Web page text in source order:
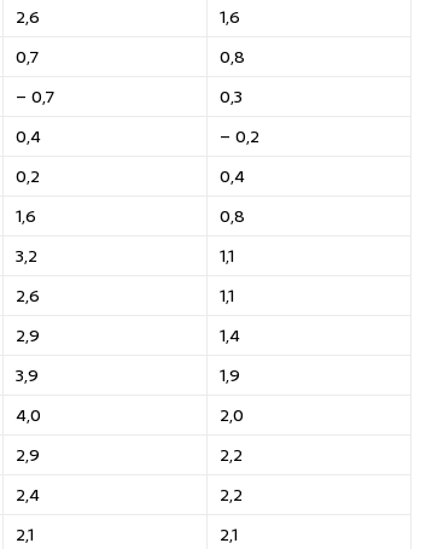
2,6
1,6
0,7
0,8
– 0,7
0,3
0,4
– 0,2
0,2
0,4
1,6
0,8
3,2
1,1
2,6
1,1
2,9
1,4
3,9
1,9
4,0
2,0
2,9
2,2
2,4
2,2
2,1
2,1